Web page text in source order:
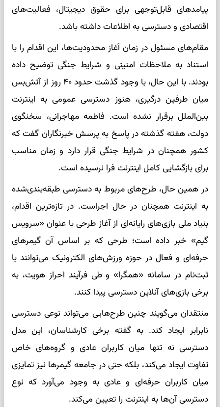
پیامدهای قابل‌توجهی برای حقوق دیجیتال، فعالیت‌های
اقتصادی و دسترسی به اطلاعات داشته باشد.
مقام‌های مسئول در زمان آغاز محدودیت‌ها، این اقدام را با
استناد به ملاحظات امنیتی و شرایط جنگی توضیح داده
بودند. با این حال، با وجود گذشت حدود ۴۰ روز از آتش‌بس
میان طرفین درگیری، هنوز دسترسی عمومی به اینترنت
بین‌الملل برقرار نشده است. فاطمه مهاجرانی، سخنگوی
دولت، هفته گذشته در پاسخ به پرسش خبرنگاران گفت که
کشور همچنان در شرایط جنگی قرار دارد و زمان مناسب
برای بازگشایی کامل اینترنت فرا نرسیده است.
در همین حال، طرح‌های مربوط به دسترسی طبقه‌بندی‌شده
به اینترنت همچنان در حال اجراست. در تازه‌ترین اقدام،
بنیاد ملی بازی‌های رایانه‌ای از آغاز طرحی با عنوان «سرویس
گیم» خبر داده است؛ طرحی که بر اساس آن گیمرهای
حرفه‌ای و فعال در حوزه ورزش‌های الکترونیک می‌توانند با
ثبت‌نام در سامانه «همگرا» و طی فرآیند احراز هویت، به
برخی بازی‌های آنلاین دسترسی پیدا کنند.
منتقدان می‌گویند چنین طرح‌هایی می‌تواند نوعی دسترسی
نابرابر ایجاد کند. به گفته برخی کارشناسان، این مدل
دسترسی نه تنها میان کاربران عادی و گروه‌های خاص
تفاوت ایجاد می‌کند، بلکه حتی در جامعه گیمرها نیز تمایزی
میان کاربران حرفه‌ای و عادی به وجود می‌آورد که نوع
دسترسی آن‌ها به اینترنت را تعیین می‌کند.